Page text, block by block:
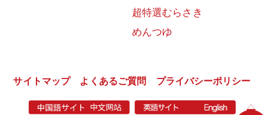
超特選むらさき
めんつゆ
サイトマップ よくあるご質問 プライバシーポリシー